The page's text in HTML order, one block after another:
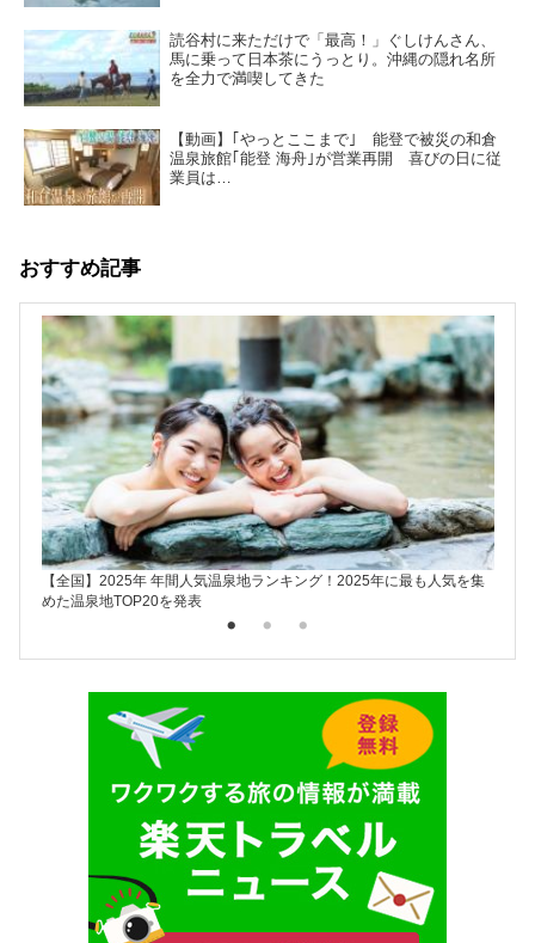
読谷村に来ただけで「最高！」ぐしけんさん、
馬に乗って日本茶にうっとり。沖縄の隠れ名所
を全力で満喫してきた
【動画】｢やっとここまで｣ 能登で被災の和倉
温泉旅館｢能登 海舟｣が営業再開 喜びの日に従
業員は…
おすすめ記事
【全国】2025年 年間人気温泉地ランキング！2025年に最も人気を集
めた温泉地TOP20を発表